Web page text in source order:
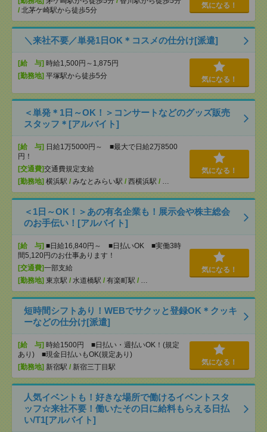
/ 北茅ケ崎駅から徒歩5分
気になる！
＼来社不要／単発1日OK＊コスメの仕分け[派遣]
[給 与] 時給1,500円～1,875円
[勤務地] 平塚駅から徒歩5分 気になる！
＜単発＊1日～OK！＞コンサートなどのグッズ販売
スタッフ＊[アルバイト]
[給 与] 日給1万5000円～ ■最大で日給2万8500
円！
[交通費]交通費規定支給
[勤務地] 横浜駅 / みなとみらい駅 / 西横浜駅 / …
気になる！
＜1日～OK！＞あの有名企業も！展示会や株主総会
のお手伝い！[アルバイト]
[給 与] ■日給16,840円～ ■日払いOK ■実働3時
間5,120円のお仕事あります！
[交通費]一部支給
[勤務地] 東京駅 / 水道橋駅 / 有楽町駅 / …
気になる！
短時間シフトあり！WEBでサクッと登録OK＊クッキ
ーなどの仕分け[派遣]
[給 与] 時給1500円 ■日払い・週払いOK！(規定
あり) ■現金日払いもOK(規定あり)
[勤務地] 新宿駅 / 新宿三丁目駅
気になる！
人気イベントも！好きな場所で働けるイベントスタ
ッフ☆来社不要！働いたその日に給料もらえる日払
い/T1[アルバイト]